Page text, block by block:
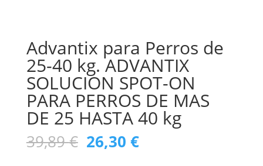
Advantix para Perros de
25-40 kg. ADVANTIX
SOLUCION SPOT-ON
PARA PERROS DE MAS
DE 25 HASTA 40 kg
39,89€ El
precio
26,30 €El
precio